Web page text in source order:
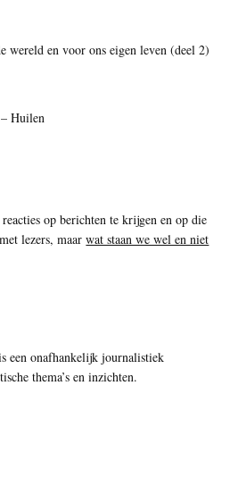
wereld en voor ons eigen leven (deel 2)
Huilen
op berichten te krijgen en op die
lezers, maarwat staan we wel en niet
een onafhankelijk journalistiek
thema’s en inzichten.